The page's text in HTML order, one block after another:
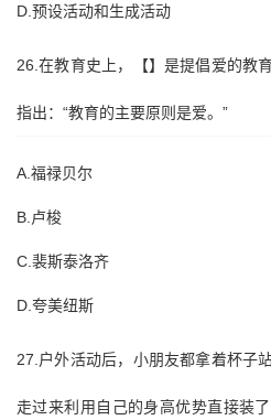
D.预设活动和生成活动
26.在教育史上，【】是提倡爱的教
指出：“教育的主要原则是爱。”
A.福禄贝尔
B.卢梭
C.裴斯泰洛齐
D.夸美纽斯
27.户外活动后，小朋友都拿着杯子
走过来利用自己的身高优势直接装